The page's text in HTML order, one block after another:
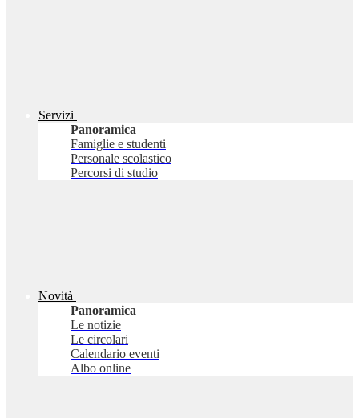
Servizi
Panoramica
Famiglie e studenti
Personale scolastico
Percorsi di studio
Novità
Panoramica
Le notizie
Le circolari
Calendario eventi
Albo online